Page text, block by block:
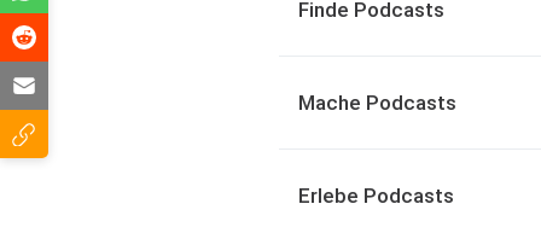
Finde Podcasts
Mache Podcasts
Erlebe Podcasts